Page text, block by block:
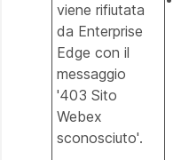
viene rifiutata
da Enterprise
Edge con il
messaggio
'403 Sito
Webex
sconosciuto'.